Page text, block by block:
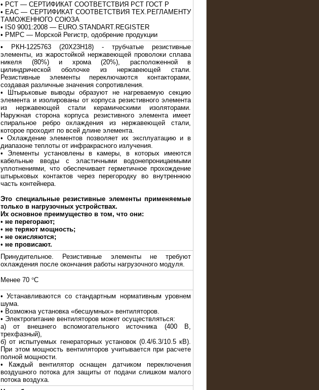
• РСТ — СЕРТИФИКАТ СООТВЕТСТВИЯ РСТ ГОСТ Р
• EAC — СЕРТИФИКАТ СООТВЕТСТВИЯ ТЕХ.РЕГЛАМЕНТУ
ТАМОЖЕННОГО СОЮЗА
• IS0 9001:2008 — EURO.STANDART.REGISTER
• РМРС — Морской Регистр, одобрение продукции
• РКН-1225763 (20Х23Н18) - трубчатые резистивные
элементы, из жаростойкой нержавеющей проволоки сплава
никеля (80%) и хрома (20%), расположенной в
цилиндрической оболочке из нержавеющей стали.
Резистивные элементы переключаются контакторами,
создавая различные значения сопротивления.
• Штырьковые выводы образуют не нагреваемую секцию
элемента и изолированы от корпуса резистивного элемента
из нержавеющей стали керамическими изоляторами.
Наружная сторона корпуса резистивного элемента имеет
спиральное ребро охлаждения из нержавеющей стали,
которое проходит по всей длине элемента.
• Охлаждение элементов позволяет их эксплуатацию и в
диапазоне теплоты от инфракрасного излучения.
• Элементы установлены в камеры, в которых имеются
кабельные вводы с эластичными водонепроницаемыми
уплотнениями, что обеспечивает герметичное прохождение
штырьковых контактов через перегородку во внутреннюю
часть контейнера.
Это специальные резистивные элементы применяемые
только в нагрузочных устройствах.
Их основное преимущество в том, что они:
• не перегорают;
• не теряют мощность;
• не окисляются;
• не провисают.
Принудительное. Резистивные элементы не требуют
охлаждения после окончания работы нагрузочного модуля.
Менее 70 °С
• Устанавливаются со стандартным нормативным уровнем
шума.
• Возможна установка «бесшумных» вентиляторов.
• Электропитание вентиляторов может осуществляться:
а) от внешнего вспомогательного источника (400 В,
трехфазный),
б) от испытуемых генераторных установок (0.4/6.3/10.5 кВ).
При этом мощность вентиляторов учитывается при расчете
полной мощности.
• Каждый вентилятор оснащен датчиком переключения
воздушного потока для защиты от подачи слишком малого
потока воздуха.